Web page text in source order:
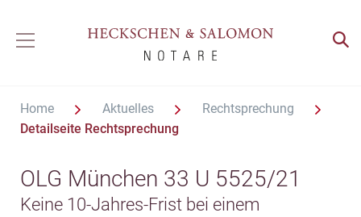
Home Aktuelles
Rechtsprechung
Detailseite Rechtsprechung
OLG München 33 U 5525/21
Keine 10-Jahres-Frist bei einem